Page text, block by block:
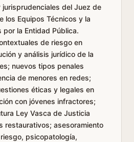
del Juez de
los Equipos Técnicos y la
la Entidad Pública.
de riesgo en
y análisis jurídico de la
nuevos tipos penales
de menores en redes;
éticas y legales en
con jóvenes infractores;
Ley Vasca de Justicia
restaurativos; asesoramiento
psicopatología,